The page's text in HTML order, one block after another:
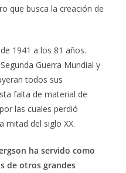
que busca la creación de
1941 a los 81 años.
Guerra Mundial y
todos sus
falta de material de
las cuales perdió
mitad del siglo XX.
ha servido como
de otros grandes